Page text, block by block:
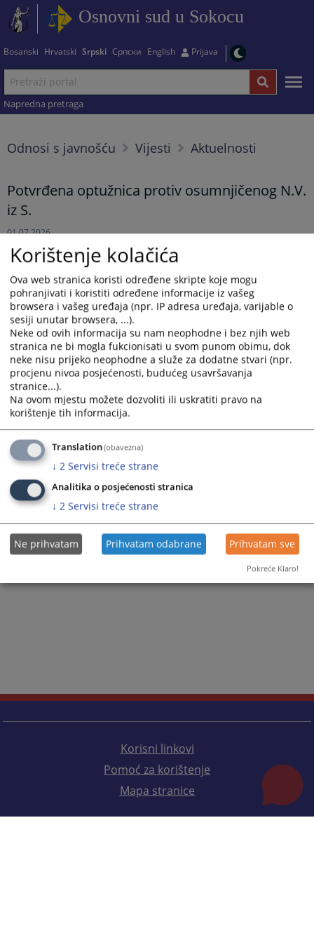
Osnovni sud u Sokocu
Bosanski Hrvatski Srpski Српски English Prijava
Napredna pretraga
Odnosi s javnošću Vijesti Aktuelnosti
Potvrđena optužnica protiv osumnjičenog N.V.
iz S.
01.07.2026.
potvrđena je optužnica Okružnog javnog tužilaštva u Istočnom
Sarajevu od 10.6.2026.godine, protiv osumnjičenog N.V. iz S., zbog
osnovane sumnje da je počinio
djelo Nedozvoljena
proizvodnja i promet oružja i eksplozivnih materija iz člana 361.
stav 1. Krivičnog zakonika Republike Srpske.
Prikazana vijest je na: Српски језик
84PREGLEDA
Korisni linkovi
Pomoć za korištenje
Mapa stranice
Korištenje kolačića
Ova web stranica koristi određene skripte koje mogu
pohranjivati i koristiti određene informacije iz vašeg
browsera i vašeg uređaja (npr. IP adresa uređaja, varijable o
sesiji unutar browsera, ...).
Neke od ovih informacija su nam neophodne i bez njih web
stranica ne bi mogla fukcionisati u svom punom obimu, dok
neke nisu prijeko neophodne a služe za dodatne stvari (npr.
procjenu nivoa posjećenosti, budućeg usavršavanja
stranice...).
Na ovom mjestu možete dozvoliti ili uskratiti pravo na
korištenje tih informacija.
Translation(obavezna)
↓ 2 Servisi treće strane
Analitika o posjećenosti stranica
↓ 2 Servisi treće strane
Ne prihvatam Prihvatam odabrane Prihvatam sve
Pokreće Klaro!